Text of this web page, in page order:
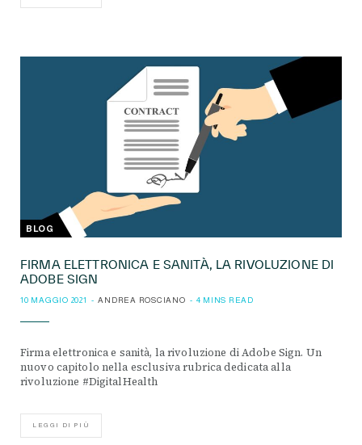
BLOG
FIRMA ELETTRONICA E SANITÀ, LA RIVOLUZIONE DI
ADOBE SIGN
10 MAGGIO 2021 ANDREA ROSCIANO 4 MINS READ
Firma elettronica e sanità, la rivoluzione di Adobe Sign. Un
nuovo capitolo nella esclusiva rubrica dedicata alla
rivoluzione #DigitalHealth
LEGGI DI PIÙ